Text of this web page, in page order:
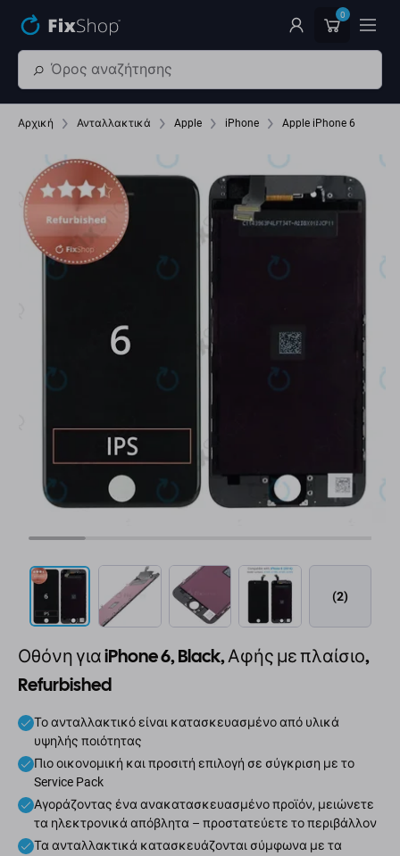
0
Αρχική Ανταλλακτικά Apple iPhone Apple iPhone 6
(2)
Οθόνη για iPhone 6, Black, Αφής με πλαίσιο,
Refurbished
Το ανταλλακτικό είναι κατασκευασμένο από υλικά
υψηλής ποιότητας
Πιο οικονομική και προσιτή επιλογή σε σύγκριση με το
Service Pack
Αγοράζοντας ένα ανακατασκευασμένο προϊόν, μειώνετε
τα ηλεκτρονικά απόβλητα – προστατεύετε το περιβάλλον
Τα ανταλλακτικά κατασκευάζονται σύμφωνα με τα